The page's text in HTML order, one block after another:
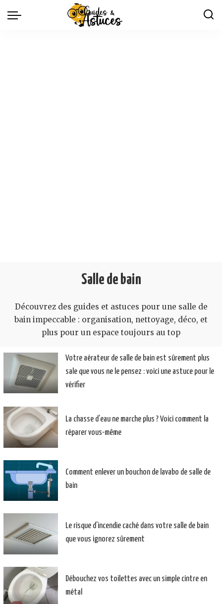
Salle de bain
Découvrez des guides et astuces pour une salle de
bain impeccable : organisation, nettoyage, déco, et
plus pour un espace toujours au top
Votre aérateur de salle de bain est sûrement plus
sale que vous ne le pensez : voici une astuce pour le
vérifier
La chasse d’eau ne marche plus ? Voici comment la
réparer vous-même
Comment enlever un bouchon de lavabo de salle de
bain
Le risque d’incendie caché dans votre salle de bain
que vous ignorez sûrement
Débouchez vos toilettes avec un simple cintre en
métal